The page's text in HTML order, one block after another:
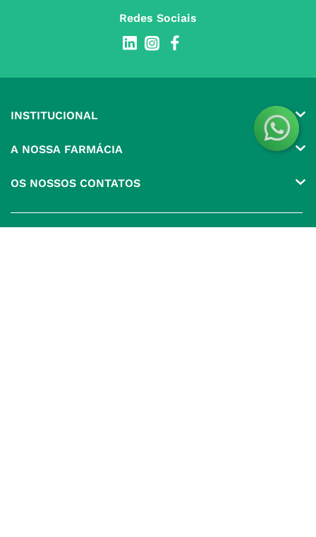
Redes Sociais
INSTITUCIONAL
Produtos Favoritos
A NOSSA FARMÁCIA
OS NOSSOS CONTATOS